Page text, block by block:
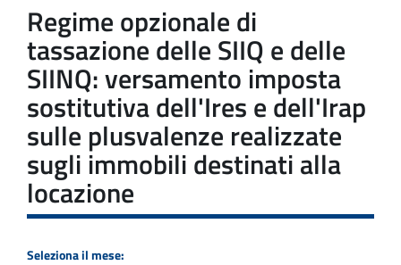
Regime opzionale di
tassazione delle SIIQ e delle
SIINQ: versamento imposta
sostitutiva dell'Ires e dell'Irap
sulle plusvalenze realizzate
sugli immobili destinati alla
locazione
Seleziona il mese: